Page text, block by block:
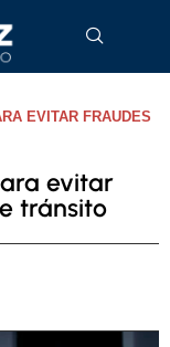
EVITAR FRAUDES
evitar
tránsito